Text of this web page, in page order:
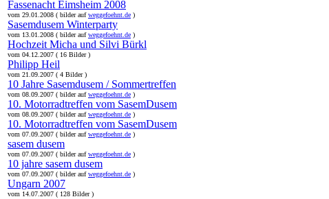
Fassenacht Eimsheim 2008
vom 29.01.2008 ( bilder aufweggefoehnt.de )
Sasemdusem Winterparty
vom 13.01.2008 ( bilder aufweggefoehnt.de )
Hochzeit Micha und Silvi Bürkl
vom 04.12.2007 ( 16 Bilder )
Philipp Heil
vom 21.09.2007 ( 4 Bilder )
10 Jahre Sasemdusem / Sommertreffen
vom 08.09.2007 ( bilder aufweggefoehnt.de )
10. Motorradtreffen vom SasemDusem
vom 08.09.2007 ( bilder aufweggefoehnt.de )
10. Motorradtreffen vom SasemDusem
vom 07.09.2007 ( bilder aufweggefoehnt.de )
sasem dusem
vom 07.09.2007 ( bilder aufweggefoehnt.de )
10 jahre sasem dusem
vom 07.09.2007 ( bilder aufweggefoehnt.de )
Ungarn 2007
vom 14.07.2007 ( 128 Bilder )